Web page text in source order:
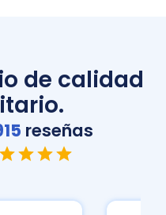
de calidad
reseñas